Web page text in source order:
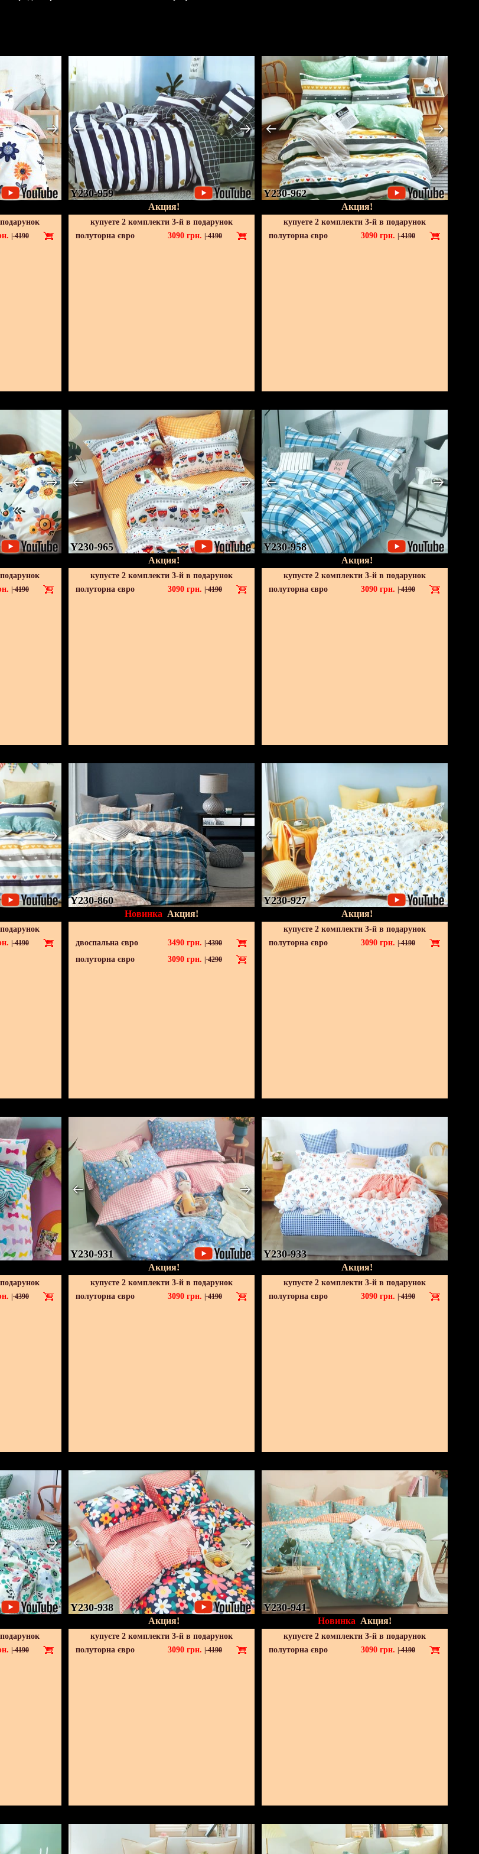
|4190
Y230-959
Акция!
купуете 2 комплекти 3-й в подарунок
полуторна євро
3090 грн. |4190
Y230-962
Акция!
купуете 2 комплекти 3-й в подарунок
полуторна євро
3090 грн. |4190
|4190
Y230-965
Акция!
купуєте 2 комплекти 3-й в подарунок
полуторна євро
3090 грн. |4190
Y230-958
Акция!
купуєте 2 комплекти 3-й в подарунок
полуторна євро
3090 грн. |4190
|4190
Y230-860
Новинка Акция!
двоспальна євро 3490 грн. 4390
полуторна євро 3090 грн. 4290
Y230-927
Акция!
купуєте 2 комплекти 3-й в подарунок
полуторна євро
3090 грн. |4190
4390
Y230-931
Акция!
купуєте 2 комплекти 3-й в подарунок
полуторна євро
3090 грн. |4190
Y230-933
Акция!
купуєте 2 комплекти 3-й в подарунок
полуторна євро
3090 грн. |4190
|4190
Y230-938
Акция!
купуєте 2 комплекти 3-й в подарунок
полуторна євро
3090 грн. |4190
Y230-941
Новинка Акция!
купуєте 2 комплекти 3-й в подарунок
полуторна євро
3090 грн. |4190